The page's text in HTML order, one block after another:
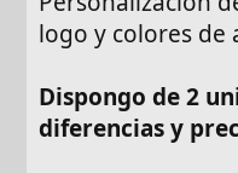
logo y colores de
Dispongo de 2
diferencias y